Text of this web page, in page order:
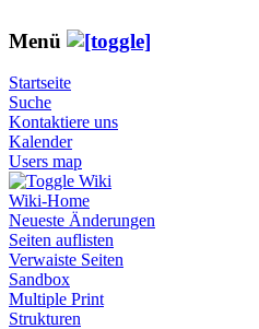
Menü
Startseite
Suche
Kontaktiere uns
Kalender
Users map
Wiki
Wiki-Home
Neueste Änderungen
Seiten auflisten
Verwaiste Seiten
Sandbox
Multiple Print
Strukturen